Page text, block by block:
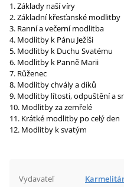
Základy naší víry
Základní křesťanské modlitby
Ranní a večerní modlitba
Modlitby k Pánu Ježíši
Modlitby k Duchu Svatému
Modlitby k Panně Marii
Růženec
Modlitby chvály a díků
Modlitby lítosti, odpuštění a
Modlitby za zemřelé
Krátké modlitby po celý den
Modlitby k svatým
Vydavateľ